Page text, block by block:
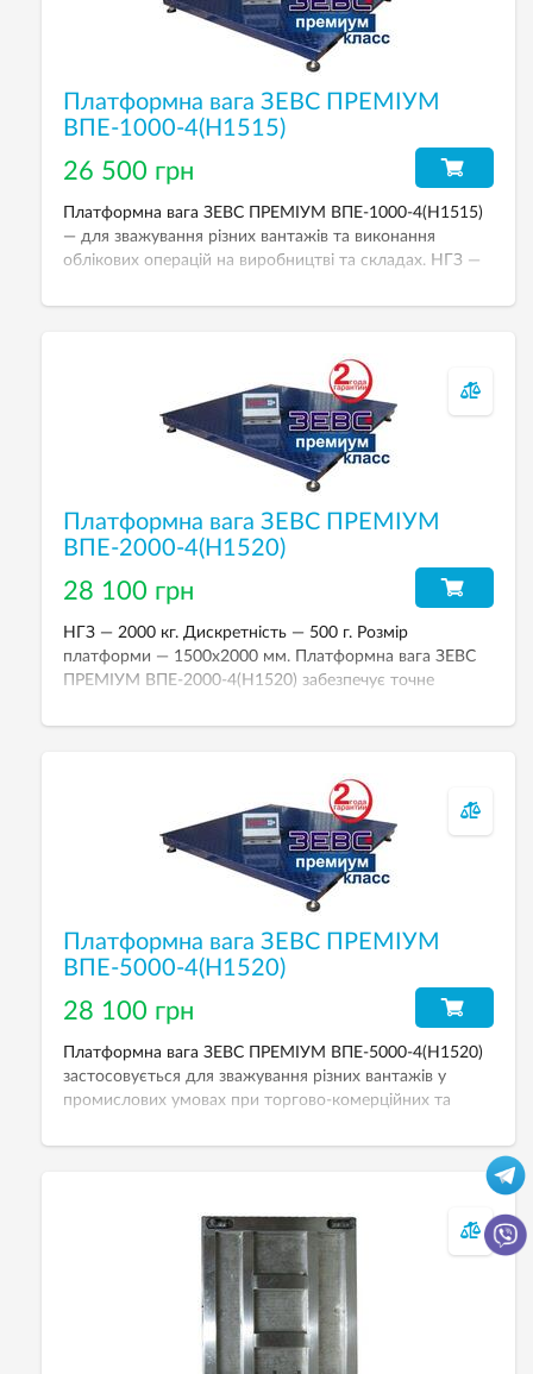
Платформна вага ЗЕВС ПРЕМІУМ
ВПЕ-1000-4(H1515)
26 500 грн
Платформна вага ЗЕВС ПРЕМІУМ ВПЕ-1000-4(H1515)
— для зважування різних вантажів та виконання
облікових операцій на виробництві та складах. НГЗ —
1500х1500 мм.
Платформна вага ЗЕВС ПРЕМІУМ
ВПЕ-2000-4(H1520)
28 100 грн
НГЗ — 2000 кг. Дискретність — 500 г. Розмір
платформи — 1500х2000 мм. Платформна вага ЗЕВС
ПРЕМІУМ ВПЕ-2000-4(H1520) забезпечує точне
зважування різних вантажів у промислових умовах при
Платформна вага ЗЕВС ПРЕМІУМ
ВПЕ-5000-4(H1520)
28 100 грн
Платформна вага ЗЕВС ПРЕМІУМ ВПЕ-5000-4(H1520)
застосовується для зважування різних вантажів у
промислових умовах при торгово-комерційних та
платформи — 1500х2000 мм. Дискретність — 2000 г.